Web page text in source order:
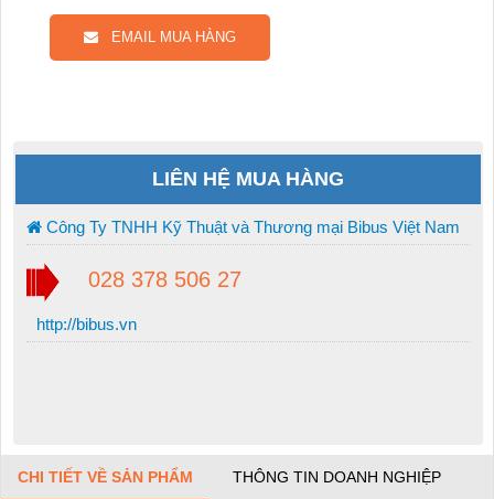
EMAIL MUA HÀNG
LIÊN HỆ MUA HÀNG
Công Ty TNHH Kỹ Thuật và Thương mại Bibus Việt Nam
028 378 506 27
http://bibus.vn
CHI TIẾT VỀ SẢN PHẨM THÔNG TIN DOANH NGHIỆP